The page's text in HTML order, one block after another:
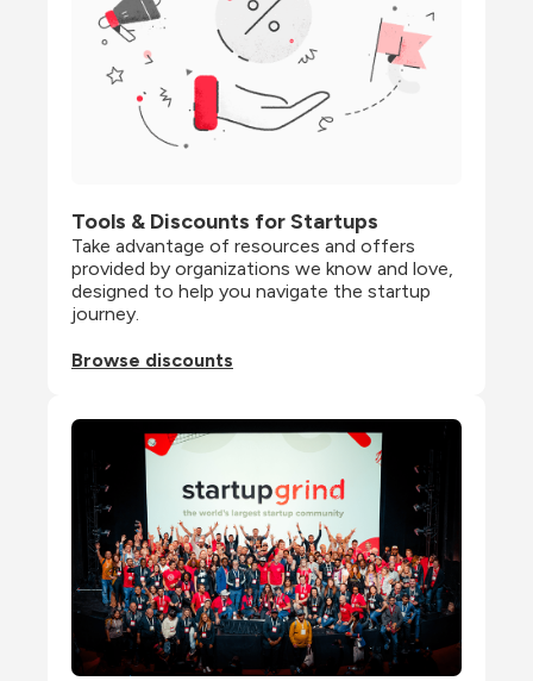
Tools & Discounts for Startups
Take advantage of resources and offers
provided by organizations we know and love,
designed to help you navigate the startup
journey.
Browse discounts